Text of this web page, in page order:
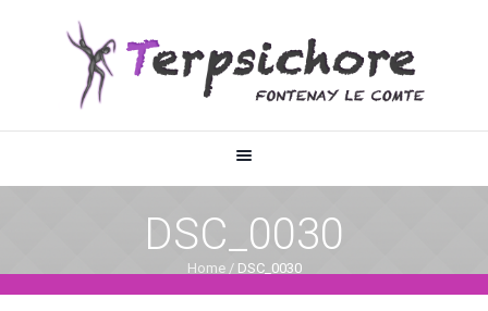
DSC_0030
Home / DSC_0030